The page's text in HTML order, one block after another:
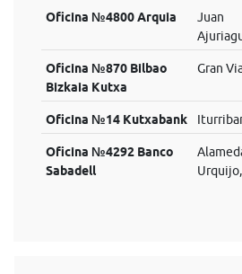
Oficina №4800 Arquia
Juan
Oficina №870 Bilbao
Bizkaia Kutxa
Gran
Oficina №14 Kutxabank
Oficina №4292 Banco
Sabadell